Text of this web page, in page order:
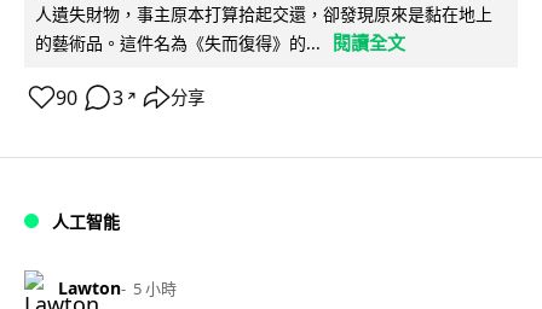
人遺失財物，事主原本打算拾起交還，卻發現原來是黏在地上
的藝術品。這件名為《失而復得》的...
閱讀全文
90 3 ↗ 分享
人工智能
Lawton 5 小時